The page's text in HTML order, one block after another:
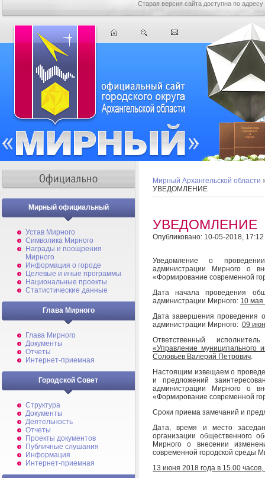
Старая версия сайта доступна по адресу
Мирный официальный
Устав Мирного
Символика Мирного
Награды и поощрения
Мирного
Информация о городе
Целевые и иные программы
Национальные проекты
Статистические данные
Глава Мирного
Глава Мирного
Документы
Отчеты
Интернет-приемная
Городской Совет
Структура
Документы
Деятельность
Отчеты
Проекты документов
Публичные слушания
Информация
Интернет-приемная
Мирный Архангельской области
УВЕДОМЛЕНИЕ
УВЕДОМЛЕНИЕ
Опубликовано: 10-05-2018, 17:12
Уведомление о
администрации Мирного о
«Формирование современной
Дата начала проведения
администрации Мирного: 10 мая
Дата завершения проведения
администрации Мирного: 09
Ответственный
«Управление муниципального
Соловьев Валерий Петрович.
Настоящим извещаем о
и предложений
администрации Мирного о
«Формирование современной
Сроки приема замечаний и
Дата, время и место
организации общественного
Мирного о внесении
современной городской среды
13 июня 2018 года в 15.00